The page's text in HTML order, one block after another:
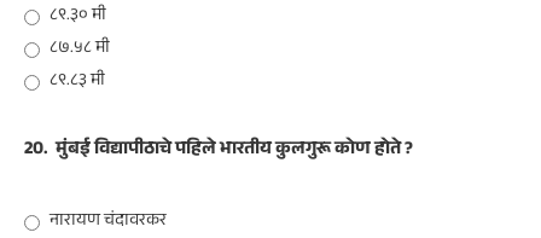
८९.३० मी
८७.५८ मी
८९.८३ मी
20. मुंबई विद्यापीठाचे पहिले भारतीय कुलगुरू कोण होते ?
नारायण चंदावरकर